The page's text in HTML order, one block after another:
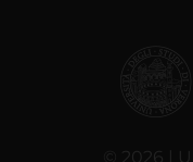
© 2026 |